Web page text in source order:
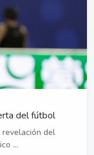
del fútbol
del
...